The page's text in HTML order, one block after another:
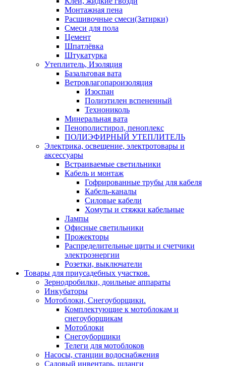
Монтажная пена
Расшивочные смеси(Затирки)
Смеси для пола
Цемент
Шпатлёвка
Штукатурка
Утеплитель, Изоляция
Базальтовая вата
Ветровлагопароизоляция
Изоспан
Полиэтилен вспененный
Технониколь
Минеральная вата
Пенополистирол, пеноплекс
ПОЛИЭФИРНЫЙ УТЕПЛИТЕЛЬ
Электрика, освещение, электротовары и
аксессуары
Встраиваемые светильники
Кабель и монтаж
Гофрированные трубы для кабеля
Кабель-каналы
Силовые кабели
Хомуты и стяжки кабельные
Лампы
Офисные светильники
Прожекторы
Распределительные щиты и счетчики
электроэнергии
Розетки, выключатели
Товары для приусадебных участков.
Зернодробилки, доильные аппараты
Инкубаторы
Мотоблоки, Снегоуборщики.
Комплектующие к мотоблокам и
снегоуборщикам
Мотоблоки
Снегоуборщики
Телеги для мотоблоков
Насосы, станции водоснабжения
Садовый инвентарь, шланги